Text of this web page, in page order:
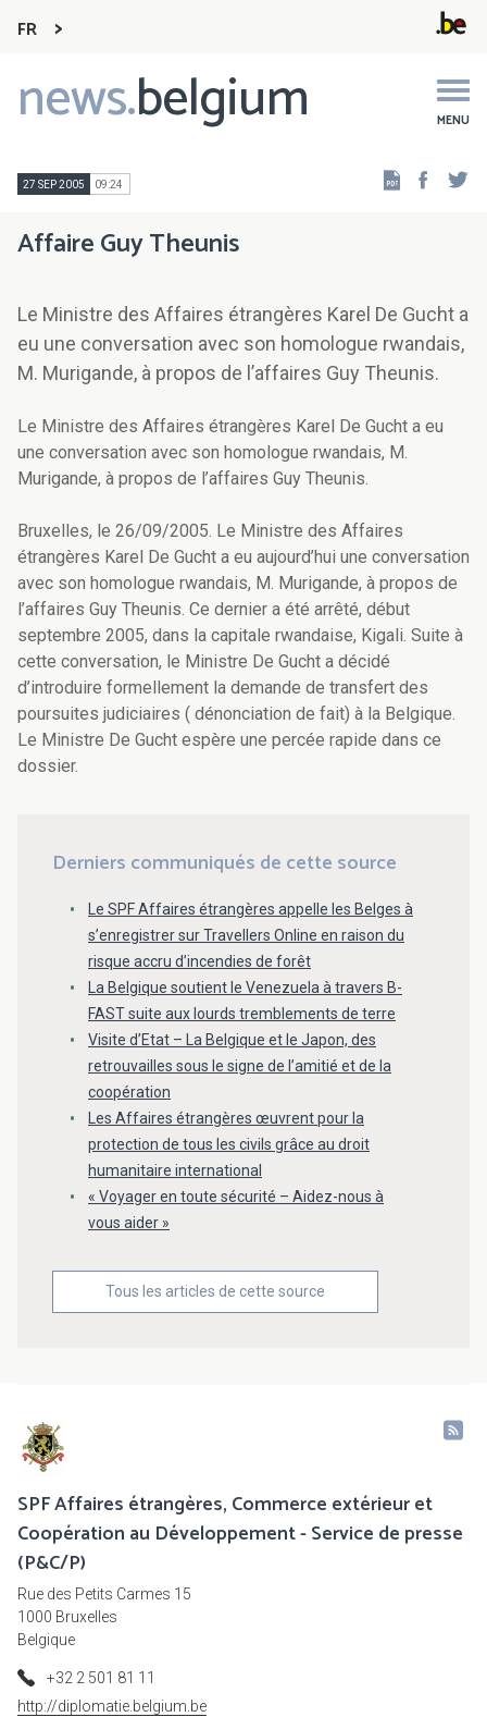
FR
news.belgium MENU
Main
navigation
27 SEP 2005 09:24
Affaire Guy Theunis
Le Ministre des Affaires étrangères Karel De Gucht a
eu une conversation avec son homologue rwandais,
M. Murigande, à propos de l’affaires Guy Theunis.
Le Ministre des Affaires étrangères Karel De Gucht a eu
une conversation avec son homologue rwandais, M.
Murigande, à propos de l’affaires Guy Theunis.
Bruxelles, le 26/09/2005. Le Ministre des Affaires
étrangères Karel De Gucht a eu aujourd’hui une conversation
avec son homologue rwandais, M. Murigande, à propos de
l’affaires Guy Theunis. Ce dernier a été arrêté, début
septembre 2005, dans la capitale rwandaise, Kigali. Suite à
cette conversation, le Ministre De Gucht a décidé
d’introduire formellement la demande de transfert des
poursuites judiciaires ( dénonciation de fait) à la Belgique.
Le Ministre De Gucht espère une percée rapide dans ce
dossier.
Derniers communiqués de cette source
Le SPF Affaires étrangères appelle les Belges à
s’enregistrer sur Travellers Online en raison du
risque accru d’incendies de forêt
La Belgique soutient le Venezuela à travers B-
FAST suite aux lourds tremblements de terre
Visite d’Etat – La Belgique et le Japon, des
retrouvailles sous le signe de l’amitié et de la
coopération
Les Affaires étrangères œuvrent pour la
protection de tous les civils grâce au droit
humanitaire international
« Voyager en toute sécurité – Aidez-nous à
vous aider »
Tous les articles de cette source
SPF Affaires étrangères, Commerce extérieur et
Coopération au Développement - Service de presse
(P&C/P)
Rue des Petits Carmes 15
1000 Bruxelles
Belgique
+32 2 501 81 11
http://diplomatie.belgium.be